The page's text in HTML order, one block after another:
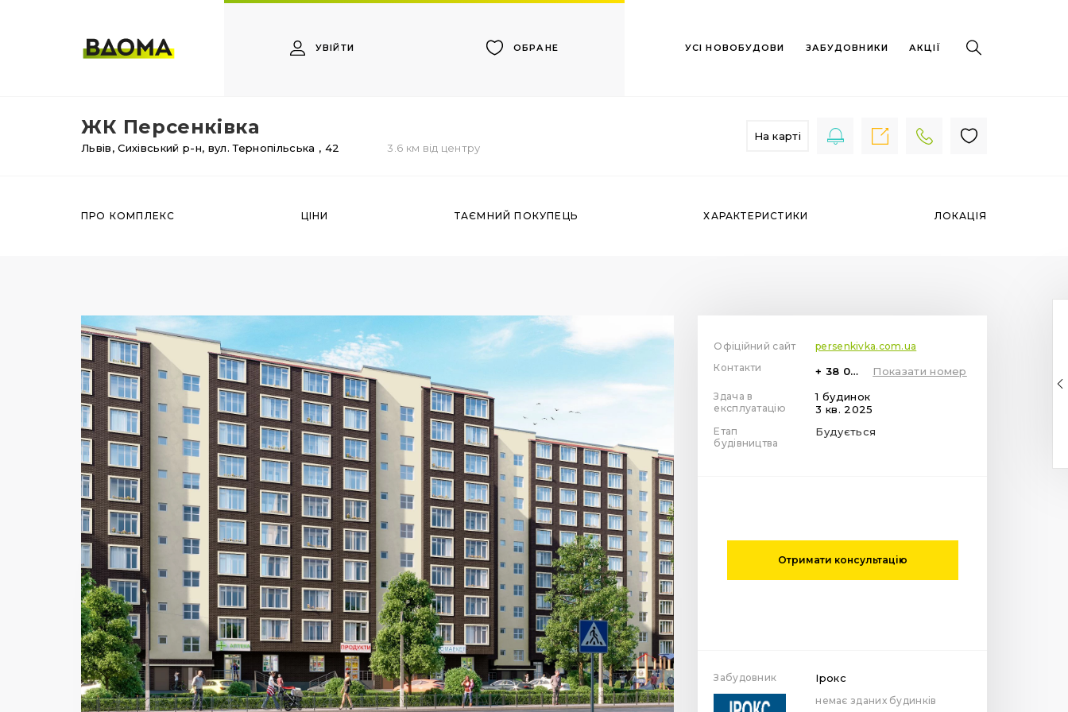
УВІЙТИ ОБРАНЕ УСІ НОВОБУДОВИ ЗАБУДОВНИКИ АКЦІЇ
ЖК Персенківка
Львів,Сихівський р-н, вул. Тернопільська , 42 3.6 км від центру
На карті
ПРО КОМПЛЕКС ЦІНИ ТАЄМНИЙ ПОКУПЕЦЬ ХАРАКТЕРИСТИКИ ЛОКАЦІЯ
Офіційний сайт
persenkivka.com.ua
Контакти
+ 38 099 78 78 287 Показати номер
Здача в
експлуатацію
1 будинок
3 кв. 2025
Етап
будівництва
Будується
Отримати консультацію
Забудовник Ірокс
немає зданих будинків